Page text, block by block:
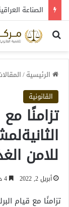
بحث عن
الرئيسية/
القانونية
تزامنًا
للامن
أبريل 2, 2022
تزامنًا مع قيام